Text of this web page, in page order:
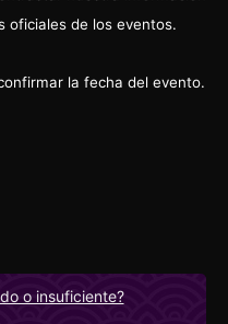
oficiales de los eventos.
la fecha del evento.
o insuficiente?